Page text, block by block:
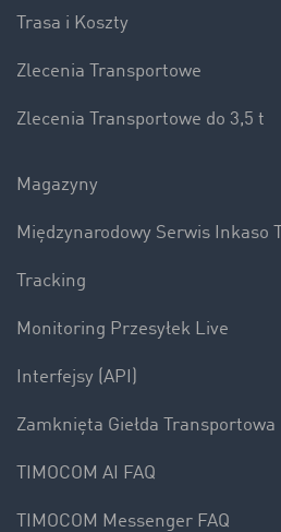
Trasa i Koszty
Zlecenia Transportowe
Zlecenia Transportowe do 3,5 t
Magazyny
Międzynarodowy Serwis Inkaso
Tracking
Monitoring Przesyłek Live
Interfejsy (API)
Zamknięta Giełda Transportowa
TIMOCOM AI FAQ
TIMOCOM Messenger FAQ